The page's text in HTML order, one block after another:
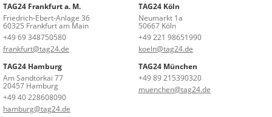
TAG24 Frankfurt a. M.
Friedrich-Ebert-Anlage 36
60325 Frankfurt am Main
+49 69 348750580
frankfurt@tag24.de
TAG24 Köln
Neumarkt 1a
50667 Köln
+49 221 98651990
koeln@tag24.de
TAG24 Hamburg
Am Sandtorkai 77
20457 Hamburg
+49 40 228608090
hamburg@tag24.de
TAG24 München
+49 89 215390320
muenchen@tag24.de